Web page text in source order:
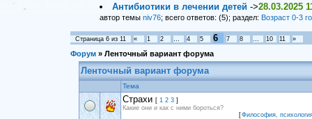
Антибиотики в лечении детей ->28.03.2025
автор темы niv76; всего ответов: (5); раздел: Возраст 0-3
Страница 6 из 11 « 1 2 … 4 5 6 7 8 … 10 11 »
Форум » Ленточный вариант форума
Ленточный вариант форума
Тема
Страхи [ 1 2 3 ]
Какие они и как с ними бороться?
[Философия,